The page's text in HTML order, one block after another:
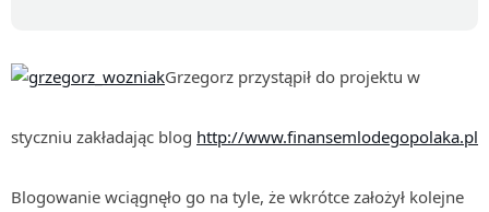
Grzegorz przystąpił do projektu w
styczniu zakładając blog http://www.finansemlodegopolaka.pl
Blogowanie wciągnęło go na tyle, że wkrótce założył kolejne